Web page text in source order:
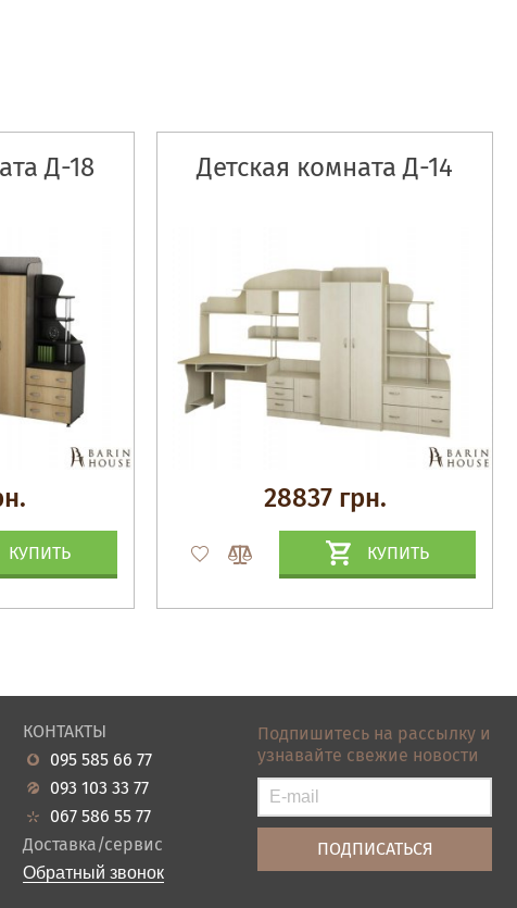
Д-18
КУПИТЬ
Детская комната Д-14
28837 грн.
КУПИТЬ
КОНТАКТЫ
095 585 66 77
093 103 33 77
067 586 55 77
Доставка/сервис
Обратный звонок
Подпишитесь на рассылку и
узнавайте свежие новости